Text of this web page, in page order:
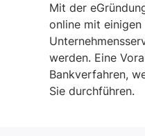
Mit der
online mit einigen
werden. Eine
Bankverfahren,
Sie durchführen.